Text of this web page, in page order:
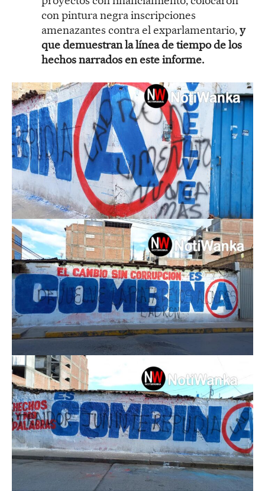
con pintura negra inscripciones
amenazantes contra el exparlamentario,y
que demuestran la línea de tiempo de los
hechos narrados en este informe.